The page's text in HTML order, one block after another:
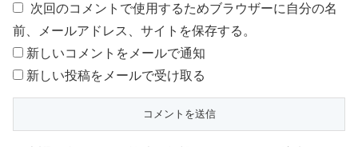
次回のコメントで使用するためブラウザーに自分の名
前、メールアドレス、サイトを保存する。
新しいコメントをメールで通知
新しい投稿をメールで受け取る